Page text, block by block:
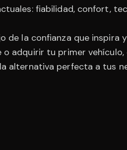
fiabilidad, confort,
de la confianza que
adquirir tu primer
alternativa perfecta a tus